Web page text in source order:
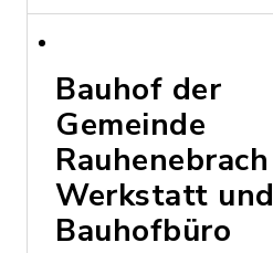
Bauhof der
Gemeinde
Werkstatt und
Bauhofbüro